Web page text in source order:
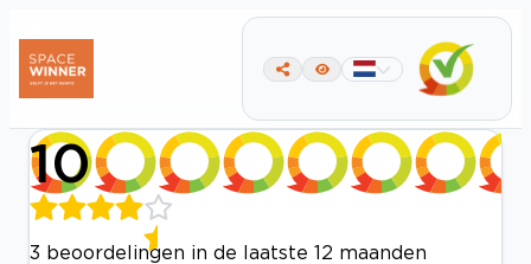
10
3 beoordelingen in de laatste 12 maanden